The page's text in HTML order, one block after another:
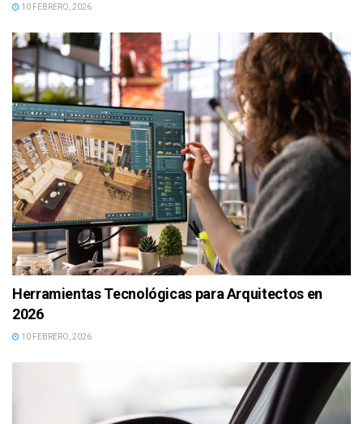
10 FEBRERO, 2026
Herramientas Tecnológicas para Arquitectos en
2026
10 FEBRERO, 2026